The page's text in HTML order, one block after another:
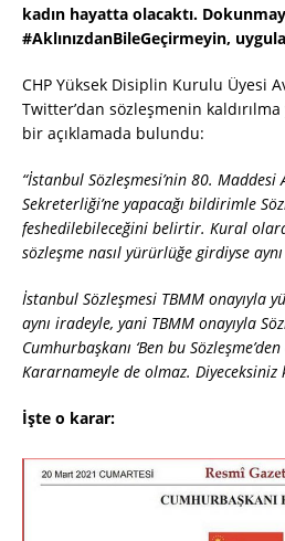
kadın hayatta olacaktı.
#AklınızdanBileGeçirmeyin,
CHP Yüksek Disiplin Kurulu Üyesi
Twitter’dan sözleşmenin
bir açıklamada bulundu:
“İstanbul Sözleşmesi’nin 80. Maddesi
Sekreterliği’ne yapacağı bildirimle
feshedilebileceğini belirtir. Kural
sözleşme nasıl yürürlüğe girdiyse
İstanbul Sözleşmesi TBMM onayıyla
aynı iradeyle, yani TBMM onayıyla
Cumhurbaşkanı ‘Ben bu
Kararnameyle de olmaz. Diyeceksiniz
İşte o karar: